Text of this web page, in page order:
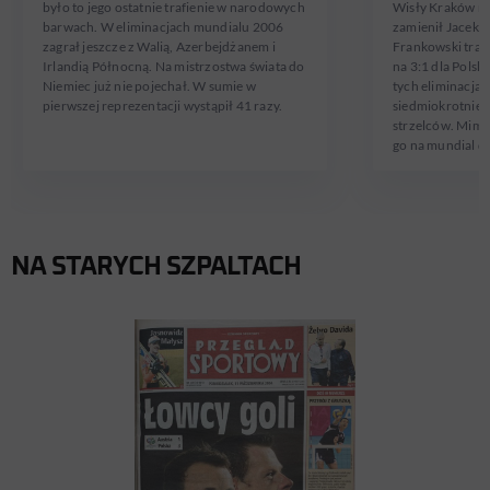
było to jego ostatnie trafienie w narodowych
barwach. W eliminacjach mundialu 2006
zagrał jeszcze z Walią, Azerbejdżanem i
Irlandią Północną. Na mistrzostwa świata do
Niemiec już nie pojechał. W sumie w
pierwszej reprezentacji wystąpił 41 razy.
Wisły Kraków
zamienił Jacek
Frankowski
na 3:1 dla
tych
siedmiokrotnie
strzelców. Mimo
go na mundial
NA STARYCH SZPALTACH